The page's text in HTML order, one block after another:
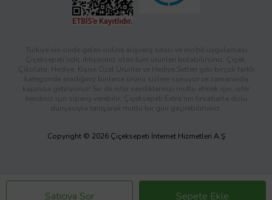
Satıcıya Sor Sepete Ekle
Türkiye’nin önde gelen online alışveriş sitesi ve mobil uygulaması
Çiçeksepeti’nde, ihtiyacınız olan tüm ürünleri bulabilirsiniz. Çiçek,
Çikolata, Hediye, Kişiye Özel Ürünler ve Hediye Setleri gibi birçok farklı
kategoride aradığınız binlerce ürünü sizlere sunuyor ve zamanında
kapınıza getiriyoruz! Siz de ister sevdiklerinizi mutlu etmek için, ister
kendiniz için sipariş verebilir; Çiçeksepeti Extra’nın fırsatlarla dolu
dünyasıyla tanışarak mutlu bir gün geçirebilirsiniz.
Copyright © 2026 Çiçeksepeti İnternet Hizmetleri A.Ş